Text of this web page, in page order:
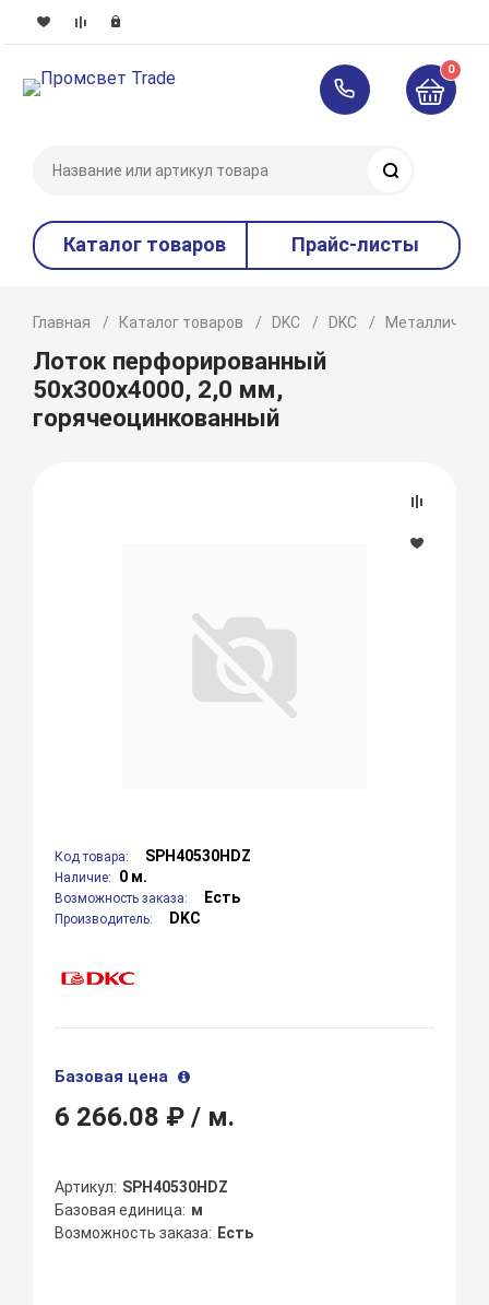
0
Каталог товаров Прайс-листы
Главная Каталог товаров DKC DKC
Лоток перфорированный
50x300х4000, 2,0 мм,
горячеоцинкованный
Код товара: SPH40530HDZ
Наличие: 0 м.
Возможность заказа: Есть
Производитель: DKC
Базовая цена
6 266.08 ₽/ м.
Артикул
SPH40530HDZ
Базовая единица м
Возможность заказа
Есть